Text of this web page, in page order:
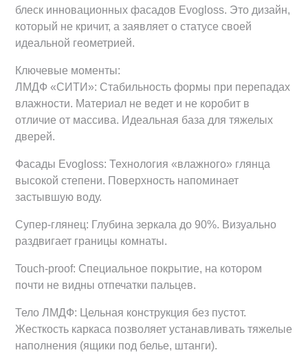
блеск инновационных фасадов Evogloss. Это дизайн,
который не кричит, а заявляет о статусе своей
идеальной геометрией.
Ключевые моменты:
ЛМДФ «СИТИ»: Стабильность формы при перепадах
влажности. Материал не ведет и не коробит в
отличие от массива. Идеальная база для тяжелых
дверей.
Фасады Evogloss: Технология «влажного» глянца
высокой степени. Поверхность напоминает
застывшую воду.
Супер-глянец: Глубина зеркала до 90%. Визуально
раздвигает границы комнаты.
Touch-proof: Специальное покрытие, на котором
почти не видны отпечатки пальцев.
Тело ЛМДФ: Цельная конструкция без пустот.
Жесткость каркаса позволяет устанавливать тяжелые
наполнения (ящики под белье, штанги).